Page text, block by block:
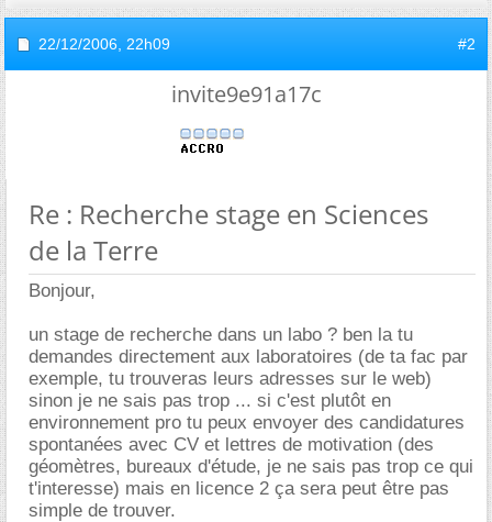
22/12/2006, 22h09 #2
invite9e91a17c
Re : Recherche stage en Sciences
de la Terre
Bonjour,
un stage de recherche dans un labo ? ben la tu
demandes directement aux laboratoires (de ta fac par
exemple, tu trouveras leurs adresses sur le web)
sinon je ne sais pas trop ... si c'est plutôt en
environnement pro tu peux envoyer des candidatures
spontanées avec CV et lettres de motivation (des
géomètres, bureaux d'étude, je ne sais pas trop ce qui
t'interesse) mais en licence 2 ça sera peut être pas
simple de trouver.